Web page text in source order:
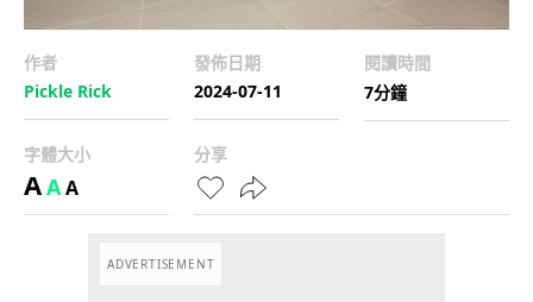
作者
Pickle Rick
發佈日期
2024-07-11
閱讀時間
7分鐘
字體大小
AAA
分享
ADVERTISEMENT